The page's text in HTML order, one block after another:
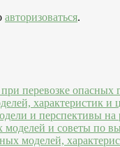
авторизоваться.
перевозке опасных
характеристик и
и перспективы на
моделей и советы по
моделей,